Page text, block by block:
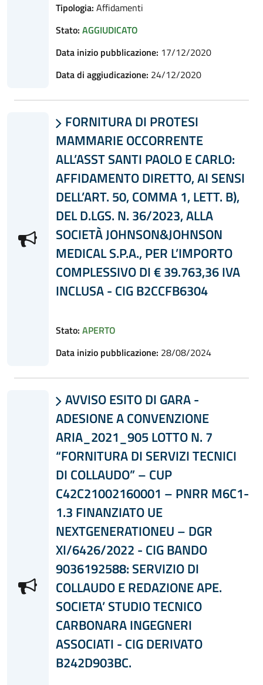
Tipologia: Affidamenti
Stato: AGGIUDICATO
Data inizio pubblicazione: 17/12/2020
Data di aggiudicazione: 24/12/2020
 FORNITURA DI PROTESI
MAMMARIE OCCORRENTE
ALL’ASST SANTI PAOLO E CARLO:
AFFIDAMENTO DIRETTO, AI SENSI
DELL’ART. 50, COMMA 1, LETT. B),
DEL D.LGS. N. 36/2023, ALLA
SOCIETÀ JOHNSON&JOHNSON
MEDICAL S.P.A., PER L’IMPORTO
COMPLESSIVO DI € 39.763,36 IVA
INCLUSA - CIG B2CCFB6304
Stato: APERTO
Data inizio pubblicazione: 28/08/2024
 AVVISO ESITO DI GARA -
ADESIONE A CONVENZIONE
ARIA_2021_905 LOTTO N. 7
“FORNITURA DI SERVIZI TECNICI
DI COLLAUDO” – CUP
C42C21002160001 – PNRR M6C1-
1.3 FINANZIATO UE
NEXTGENERATIONEU – DGR
XI/6426/2022 - CIG BANDO
9036192588: SERVIZIO DI
COLLAUDO E REDAZIONE APE.
SOCIETA’ STUDIO TECNICO
CARBONARA INGEGNERI
ASSOCIATI - CIG DERIVATO
B242D903BC.